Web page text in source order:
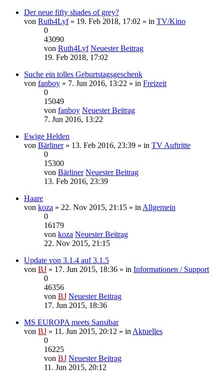
Der neue fifty shades of grey?
von Ruth4Lyf» 19. Feb 2018, 17:02 » in TV/Kino
0
43090
von Ruth4Lyf Neuester Beitrag
19. Feb 2018, 17:02
Suche ein tolles Geburtstagsgeschenk
von fanboy » 7. Jun 2016, 13:22 » in Freizeit
0
15049
von fanboy Neuester Beitrag
7. Jun 2016, 13:22
Ewige Helden
von Bärliner» 13. Feb 2016, 23:39 » in TV Auftritte
0
15300
von Bärliner Neuester Beitrag
13. Feb 2016, 23:39
Haare
von koza » 22. Nov 2015, 21:15 » in Allgemein
0
16179
von koza Neuester Beitrag
22. Nov 2015, 21:15
Update von 3.1.4 auf 3.1.5
von BJ » 17. Jun 2015, 18:36 » in Informationen / Support
0
46356
von BJ Neuester Beitrag
17. Jun 2015, 18:36
MS EUROPA meets Sansibar
von BJ » 11. Jun 2015, 20:12 » in Aktuelles
0
16225
von BJ Neuester Beitrag
11. Jun 2015, 20:12